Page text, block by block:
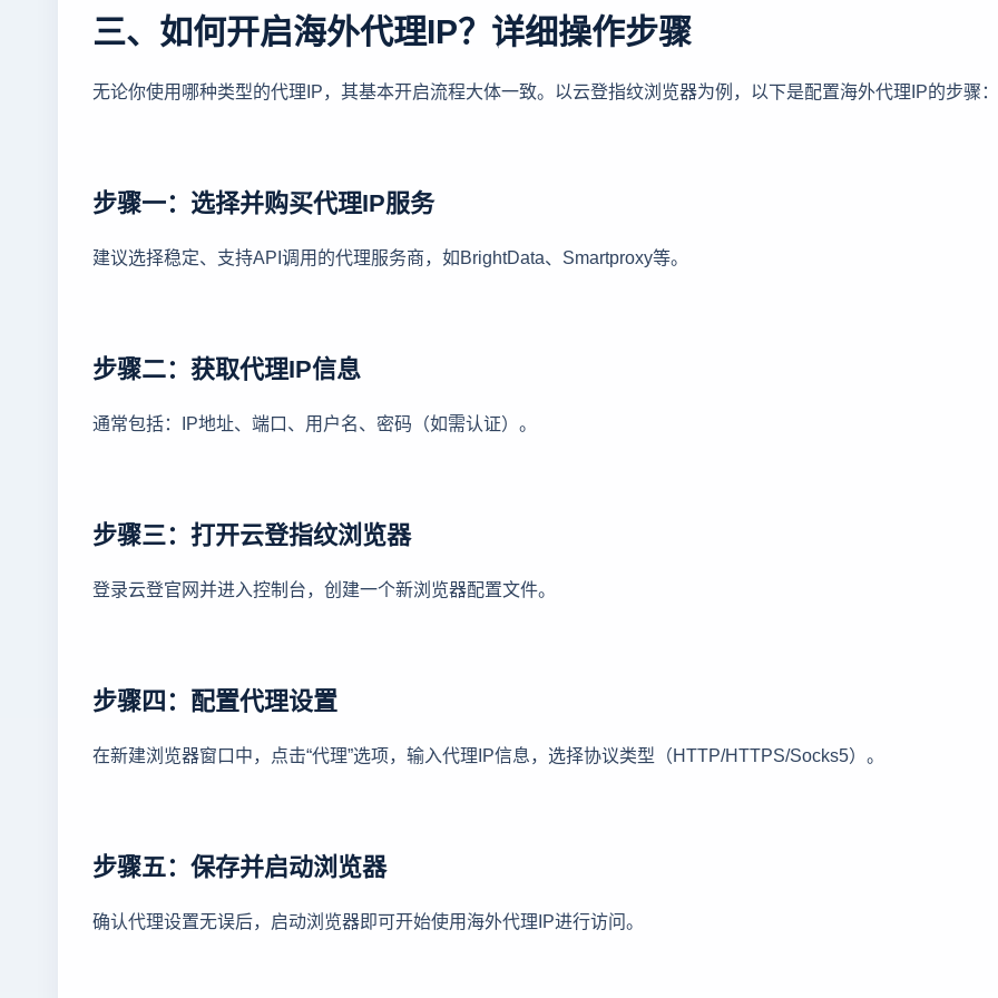
三、如何开启海外代理IP？详细操作步骤
无论你使用哪种类型的代理IP，其基本开启流程大体一致。以云登指纹浏览器为例，以下是配置海外代理IP的步骤：
步骤一：选择并购买代理IP服务
建议选择稳定、支持API调用的代理服务商，如BrightData、Smartproxy等。
步骤二：获取代理IP信息
通常包括：IP地址、端口、用户名、密码（如需认证）。
步骤三：打开云登指纹浏览器
登录云登官网并进入控制台，创建一个新浏览器配置文件。
步骤四：配置代理设置
在新建浏览器窗口中，点击“代理”选项，输入代理IP信息，选择协议类型（HTTP/HTTPS/Socks5）。
步骤五：保存并启动浏览器
确认代理设置无误后，启动浏览器即可开始使用海外代理IP进行访问。